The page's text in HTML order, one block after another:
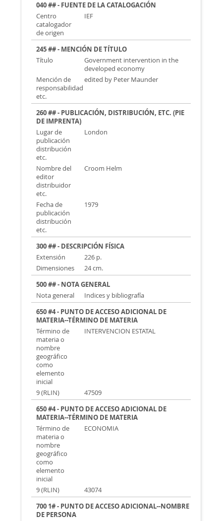
040 ## - FUENTE DE LA CATALOGACIÓN
Centro
catalogador
de origen
IEF
245 ## - MENCIÓN DE TÍTULO
Título
Government intervention in the
developed economy
Mención de
responsabilidad
etc.
edited by Peter Maunder
260 ## - PUBLICACIÓN, DISTRIBUCIÓN, ETC. (PIE
DE IMPRENTA)
Lugar de
publicación
distribución
etc.
London
Nombre del
editor
distribuidor
etc.
Croom Helm
Fecha de
publicación
distribución
etc.
1979
300 ## - DESCRIPCIÓN FÍSICA
Extensión
226 p.
Dimensiones
24 cm.
500 ## - NOTA GENERAL
Nota general
Indices y bibliografía
650 #4 - PUNTO DE ACCESO ADICIONAL DE
MATERIA--TÉRMINO DE MATERIA
Término de
materia o
nombre
geográfico
como
elemento
inicial
INTERVENCION ESTATAL
9 (RLIN)
47509
650 #4 - PUNTO DE ACCESO ADICIONAL DE
MATERIA--TÉRMINO DE MATERIA
Término de
materia o
nombre
geográfico
como
elemento
inicial
ECONOMIA
9 (RLIN)
43074
700 1# - PUNTO DE ACCESO ADICIONAL--NOMBRE
DE PERSONA